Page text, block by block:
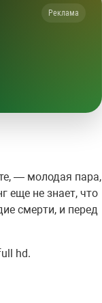
Реклама
— молодая пара,
еще не знает, что
смерти, и перед
hd.